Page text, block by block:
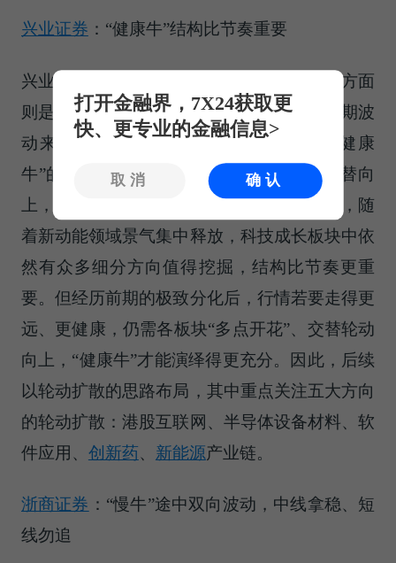
兴业证券 ：“健康牛”结构比节奏重要
兴业证券认为，市场波动率放大的背后，一方面
则是经历此前连续上涨后，市场需要通过短期波
动来消化、整固。更重要的是，在本轮“健康
牛”的大环境下，各板块需要交替轮动、交替向
上，行情才能走得更平稳、更持久。往后看，随
着新动能领域景气集中释放，科技成长板块中依
然有众多细分方向值得挖掘，结构比节奏更重
要。但经历前期的极致分化后，行情若要走得更
远、更健康，仍需各板块“多点开花”、交替轮动
向上，“健康牛”才能演绎得更充分。因此，后续
以轮动扩散的思路布局，其中重点关注五大方向
的轮动扩散：港股互联网、半导体设备材料、软
件应用、 创新药、 新能源产业链。
浙商证券 ：“慢牛”途中双向波动，中线拿稳、短
线勿追
打开金融界，7X24获取更
快、更专业的金融信息>
取消 确认